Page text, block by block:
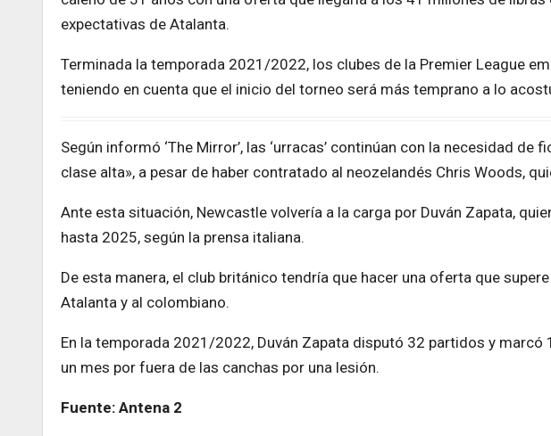
expectativas de Atalanta.
Terminada la temporada 2021/2022, los clubes de la Premier League
teniendo en cuenta que el inicio del torneo será más temprano a lo
Según informó ‘The Mirror’, las ‘urracas’ continúan con la necesidad
clase alta», a pesar de haber contratado al neozelandés Chris Woods,
Ante esta situación, Newcastle volvería a la carga por Duván Zapata,
hasta 2025, según la prensa italiana.
De esta manera, el club británico tendría que hacer una oferta que
Atalanta y al colombiano.
En la temporada 2021/2022, Duván Zapata disputó 32 partidos y marcó
un mes por fuera de las canchas por una lesión.
Fuente: Antena 2